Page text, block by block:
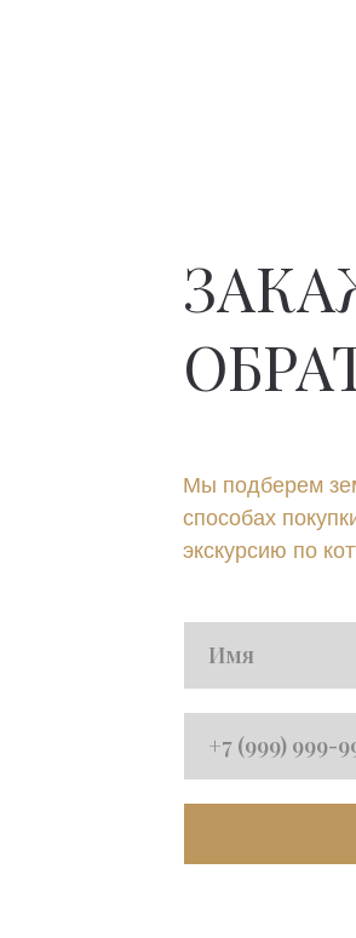
Мы подберем
способах
экскурсию по